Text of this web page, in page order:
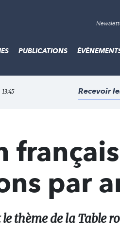
PUBLICATIONS
Recevoir
par
thème de la Table